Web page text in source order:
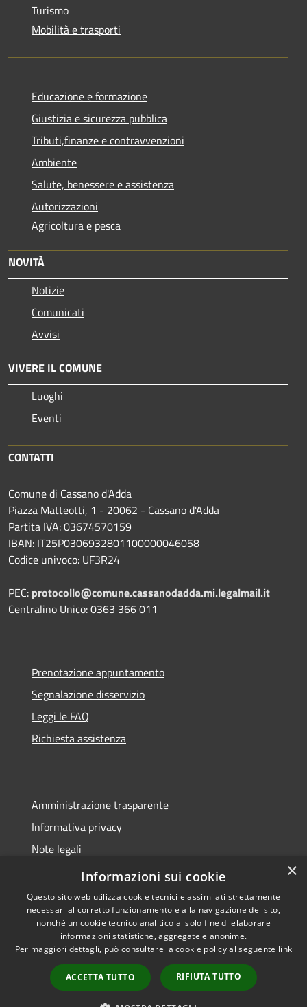
Turismo
Mobilità e trasporti
Educazione e formazione
Giustizia e sicurezza pubblica
Tributi,finanze e contravvenzioni
Ambiente
Salute, benessere e assistenza
Autorizzazioni
Agricoltura e pesca
NOVITÀ
Notizie
Comunicati
Avvisi
VIVERE IL COMUNE
Luoghi
Eventi
CONTATTI
Comune di Cassano d'Adda
Piazza Matteotti, 1 - 20062 - Cassano d'Adda
Partita IVA: 03674570159
IBAN: IT25P0306932801100000046058
Codice univoco: UF3R24
PEC: protocollo@comune.cassanodadda.mi.legalmail.it
Centralino Unico: 0363 366 011
Prenotazione appuntamento
Segnalazione disservizio
Leggi le FAQ
Richiesta assistenza
Amministrazione trasparente
Informativa privacy
Note legali
Dichiarazione di accessibilità
Accessibilità
Copyright © 2026 • Comune di
Cassano d'Adda • Powered by
Municipium•
Accesso
redazione
×
Informazioni sui cookie
Questo sito web utilizza cookie tecnici e assimilati strettamente
necessari al corretto funzionamento e alla navigazione del sito,
nonché un cookie tecnico analitico al solo fine di elaborare
informazioni statistiche, aggregate e anonime.
Per maggiori dettagli, può consultare la cookie policy al seguente link
ACCETTA TUTTO RIFIUTA TUTTO